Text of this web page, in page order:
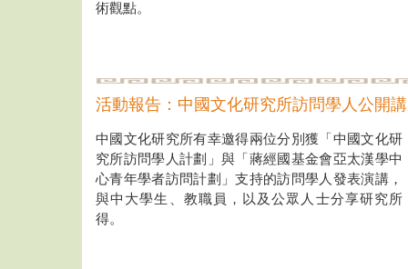
術觀點。
活動報告：中國文化研究所訪問學人公開
中國文化研究所有幸邀得兩位分別獲「中國文化研
究所訪問學人計劃」與「蔣經國基金會亞太漢學中
心青年學者訪問計劃」支持的訪問學人發表演講，
與中大學生、教職員，以及公眾人士分享研究所
得。